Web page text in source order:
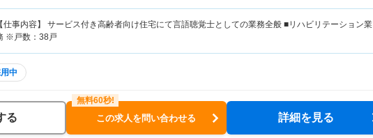
【仕事内容】 サービス付き高齢者向け住宅にて言語聴覚士としての業務全般 ■リハビリテーション業
※戸数：38戸
中
る この求人を問い合わせる 詳細を見る